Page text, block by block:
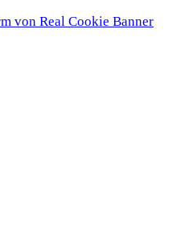
von Real Cookie Banner